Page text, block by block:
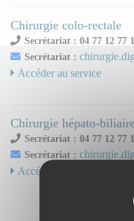
Chirurgie colo-rectale
Secrétariat : 04 77 12 77
Secrétariat :
Accéder au service
Chirurgie hépato-
Secrétariat : 04 77 12 77
Secrétariat :
Accéder au service